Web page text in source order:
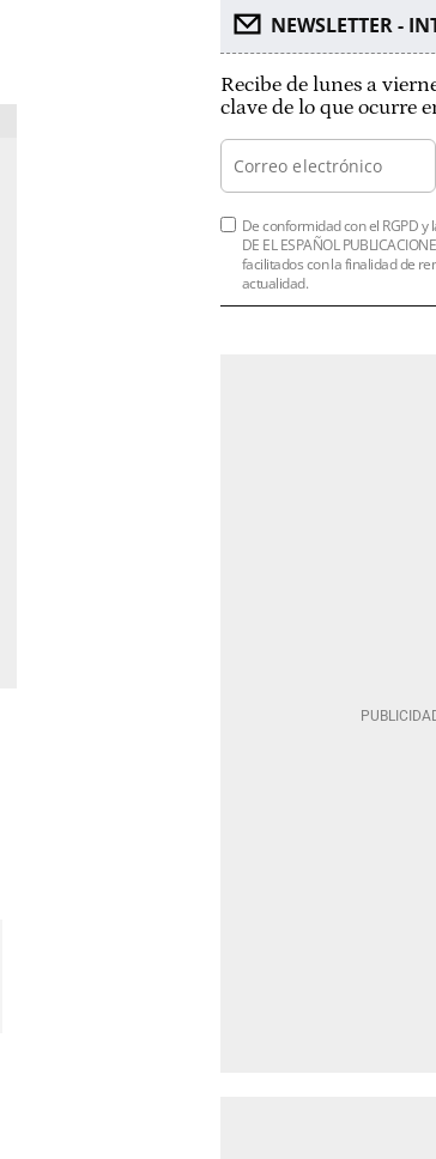
NEWSLETTER -
Recibe de lunes a
clave de lo que ocurre
De conformidad con el RGPD y
DE EL ESPAÑOL
facilitados con la finalidad de
actualidad.